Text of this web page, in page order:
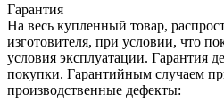
Гарантия
На весь купленный товар,
изготовителя, при условии, что
условия эксплуатации. Гарантия
покупки. Гарантийным случаем
производственные дефекты: